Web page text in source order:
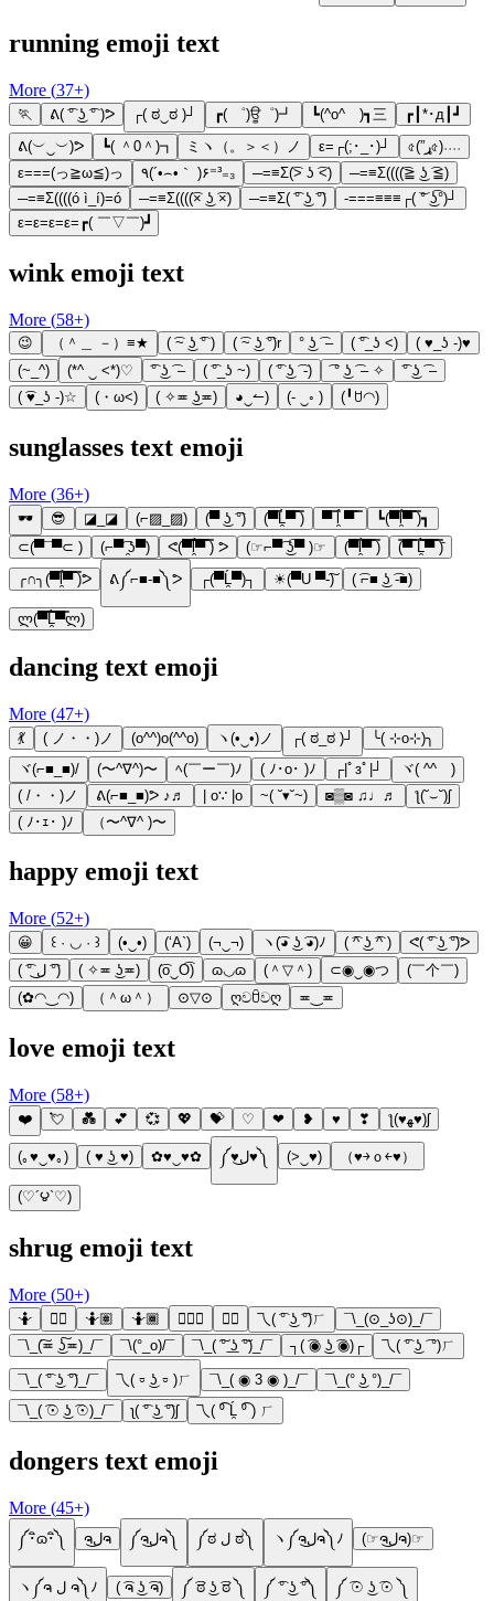
running emoji text
More (37+)
🏃 ᕕ( ͡° ͜ʖ ͡° )ᕗ ┌( ಠ‿ಠ )┘ ┏( ゜)ਊ゜)┛ ┗(^o^ )┓三
┏┃*･д┃┛
ᕕ(︶‿︶)ᕗ
┗( ＾0＾)┓ ミヽ（。＞＜）ノ ε=┌(;･_･)┘
৫(”ړ৫)˒˒˒˒
ε===(っ≧ω≦)っ
٩(´•⌢•｀ )۶⁼³₌₃ ─=≡Σ(͡> ʖ ͡<)
─=≡Σ((((͡≧ ͜ʖ ͡≦)
─=≡Σ((((ó ì_í)=ó
─=≡Σ((((͡× ͜ʖ ͡×) ─=≡Σ( ͡° ͜ʖ ͡°)
-===≡≡≡┌( ͝° ͜ʖ͡°)┘
ε=ε=ε=ε=┏( ￣▽￣)┛
wink emoji text
More (58+)
😉 （＾＿ －）≡★ ( ͡~ ͜ʖ ͡° ) ( ͡~ ͜ʖ ͡°)r ° ͜ʖ ͡ – ( ͡°_ʖ <)
( ♥_ʖ -)♥
(~_^)
(*^ ‿ <*)♡ ͡° ͜ʖ ͡ – ( ͡°_ʖ ~) ( ͡° ͜ʖ ͡ -) ͡ ° ͜ʖ ͡ – ✧
͡° ͜ʖ ͡ –
( ͡♥_ʖ -)☆
(・ω<) ( ✧≖ ͜ʖ≖) ◕‿↼) (- ‿◦ ) (╹ꇴ◠)
sunglasses text emoji
More (36+)
🕶️ 😎 ◪_◪ (⌐▨_▨) (▀ ͜ʖ ͡°) (▀̿Ĺ̯▀̿ ̿) ▀ ̿ĺ̯ ▀̿ ̿
┗(▀̿ĺ̯▀̿ ̿)┓
⊂(▀¯▀⊂ )
(⌐▀͡ ̯ʖ▀) ᕙ(▀̿̿ĺ̯̿̿▀̿ ̿) ᕗ (☞⌐▀͡ ͜ʖ͡▀ )☞ (▀̿ĺ̯▀̿ ̿)
(̿▀̿ ̿Ĺ̯̿̿▀̿ ̿)̄
╭∩╮(▀̿ĺ̯▀̿ ̿)ᕗ
ᕕ༼⌐■-■༽ᕗ ┌(▀Ĺ̯▀)┐ ☀(▀U ▀-͠) ( ͡⌐■ ͜ʖ ͡-■)
ლ(▀̿̿Ĺ̯̿̿▀̿ლ)
dancing text emoji
More (47+)
💃 ( ノ・・)ノ (o^^)o(^^o) ヽ(•‿•)ノ ┌( ಠ_ಠ )┘
╰( ⊹o⊹)╮
ヾ(⌐■_■)/
(〜^∇^)〜 ﾍ(￣ー￣)ﾉ ( ﾉ･o･ )ﾉ ┌|ﾟзﾟ|┘
ヾ( ^^ゞ)
( /・・)ノ
ᕕ(⌐■_■)ᕗ ♪♬ | o∵ |o ~( ˘▾˘~) ◙▒◙ ♫♩♬
ƪ(˘⌣˘)ʃ
( ﾉ･ｪ･ )ﾉ
（〜^∇^ )〜
happy emoji text
More (52+)
😀 ꒰ · ◡ · ꒱ (•‿•) (‘A`) (¬‿¬) ヽ(͡◕ ͜ʖ ͡◕)ﾉ ( ͡^ ͜ʖ ͡^ )
ᕙ( ͡° ͜ʖ ͡°)ᕗ
( ͡° ل͜ ͡°)
( ✧≖ ͜ʖ≖) (͡o‿O͡) ɷ◡ɷ (＾▽＾) ⊂◉‿◉つ
(￣个￣)
(✿◠‿◠)
（＾ω＾） ⊙▽⊙ ღවꇳවღ ≖‿≖
love emoji text
More (58+)
❤️ 💘 💑 💕 💞 💖 💝 ♡ ❤ ❥ ♥ ❣ ƪ(♥ﻬ♥)ʃ
(｡♥‿♥｡) ( ♥ ͜ʖ ♥) ✿♥‿♥✿ ༼♥ل͜♥༽ (>‿♥) （♥￫ｏ￩♥）
(♡´౪`♡)
shrug emoji text
More (50+)
🤷 🤷‍♀️ 🤷🏽 🤷🏾 🤷🏾‍♀️ 🤷‍♂️ 乁( ͡° ͜ʖ ͡°)ㄏ
¯\_(⊙_ʖ⊙)_/¯
¯\_(͠≖ ͜ʖ͠≖)_/¯
¯\(°_o)/¯ ¯\_( ͠° ͟ʖ ͠°)_/¯ ┐( ͡◉ ͜ʖ ͡◉)┌ 乁( ͡° ͜ʖ ͡ °)ㄏ
¯\_( ͡° ͜ʖ ͡°)_/¯ 乁( ⏒ ͜ʖ ⏒ )ㄏ ¯\_( ◉ 3 ◉ )_/¯
¯\_(° ͜ʖ °)_/¯
¯\_( ͡☉ ͜ʖ ͡☉)_/¯
ʅ( ͡° ͜ʖ ͡°)ʃ 乁( ⁰͡ Ĺ̯ ⁰͡ ) ㄏ
dongers text emoji
More (45+)
༼･ิɷ･ิ༽ ຈل͜ຈ ༼ຈل͜ຈ༽ ༼ಠ ل ಠ༽ ヽ༼ຈل͜ຈ༽ﾉ (☞ຈل͜ຈ)☞
ヽ༼ຈ ل ຈ༽ﾉ ( ͡ຈ ͜ʖ ͡ຈ) ༼ ͡ಠ ͜ʖ ͡ಠ ༽ ༼ ͡° ͜ʖ ͡°༽ ༼ ͡☉ ͜ʖ ͡☉ ༽